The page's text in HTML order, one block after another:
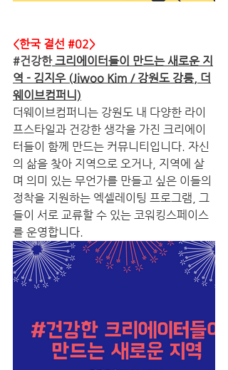
<한국 결선 #02>
#건강한 크리에이터들이 만드는 새로운 지
역 - 김지우 (Jiwoo Kim / 강원도 강릉, 더
웨이브컴퍼니)
더웨이브컴퍼니는 강원도 내 다양한 라이
프스타일과 건강한 생각을 가진 크리에이
터들이 함께 만드는 커뮤니티입니다. 자신
의 삶을 찾아 지역으로 오거나, 지역에 살
며 의미 있는 무언가를 만들고 싶은 이들의
정착을 지원하는 엑셀레이팅 프로그램, 그
들이 서로 교류할 수 있는 코워킹스페이스
를 운영합니다.